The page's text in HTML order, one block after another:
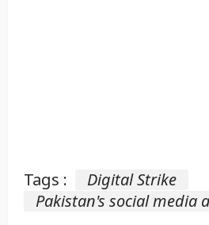
Tags :
Digital Strike
Pakistan's social media